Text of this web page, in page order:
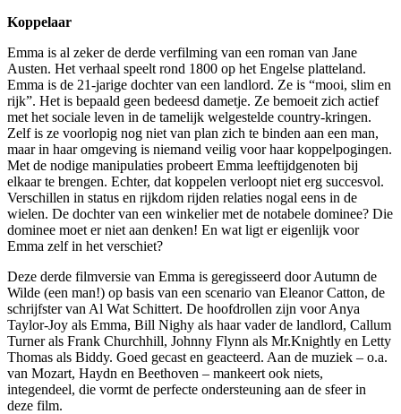
Koppelaar
Emma is al zeker de derde verfilming van een roman van Jane
Austen. Het verhaal speelt rond 1800 op het Engelse platteland.
Emma is de 21-jarige dochter van een landlord. Ze is “mooi, slim en
rijk”. Het is bepaald geen bedeesd dametje. Ze bemoeit zich actief
met het sociale leven in de tamelijk welgestelde country-kringen.
Zelf is ze voorlopig nog niet van plan zich te binden aan een man,
maar in haar omgeving is niemand veilig voor haar koppelpogingen.
Met de nodige manipulaties probeert Emma leeftijdgenoten bij
elkaar te brengen. Echter, dat koppelen verloopt niet erg succesvol.
Verschillen in status en rijkdom rijden relaties nogal eens in de
wielen. De dochter van een winkelier met de notabele dominee? Die
dominee moet er niet aan denken! En wat ligt er eigenlijk voor
Emma zelf in het verschiet?
Deze derde filmversie van Emma is geregisseerd door Autumn de
Wilde (een man!) op basis van een scenario van Eleanor Catton, de
schrijfster van Al Wat Schittert. De hoofdrollen zijn voor Anya
Taylor-Joy als Emma, Bill Nighy als haar vader de landlord, Callum
Turner als Frank Churchhill, Johnny Flynn als Mr.Knightly en Letty
Thomas als Biddy. Goed gecast en geacteerd. Aan de muziek – o.a.
van Mozart, Haydn en Beethoven – mankeert ook niets,
integendeel, die vormt de perfecte ondersteuning aan de sfeer in
deze film.